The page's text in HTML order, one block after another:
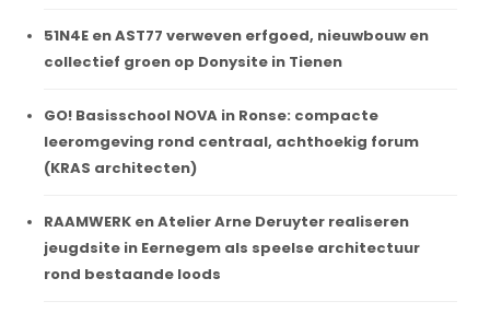
51N4E en AST77 verweven erfgoed, nieuwbouw en
collectief groen op Donysite in Tienen
GO! Basisschool NOVA in Ronse: compacte
leeromgeving rond centraal, achthoekig forum
(KRAS architecten)
RAAMWERK en Atelier Arne Deruyter realiseren
jeugdsite in Eernegem als speelse architectuur
rond bestaande loods